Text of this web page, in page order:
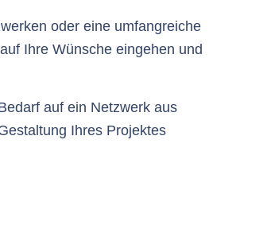
oder eine umfangreiche
Ihre Wünsche eingehen und
auf ein Netzwerk aus
Ihres Projektes